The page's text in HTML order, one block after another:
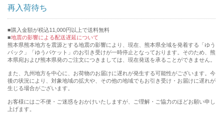
再入荷待ち
購入金額が税込11,000円以上で送料無料
地震の影響による配送遅延について
熊本県熊本地方を震源とする地震の影響により、現在、熊本県全域を発着する「ゆう
パック」「ゆうパケット」のお引き受けが一時停止となっております。そのため、熊
本県宛および熊本県発のご注文につきましては、現在発送を承ることができません。
また、九州地方を中心に、お荷物のお届けに遅れが発生する可能性がございます。今
後の状況により、対象地域の拡大や、その他の地域でもお引き受け・お届けに遅れが
生じる場合がございます。
お客様にはご不便・ご迷惑をおかけいたしますが、ご理解・ご協力のほどお願い申し
上げます。